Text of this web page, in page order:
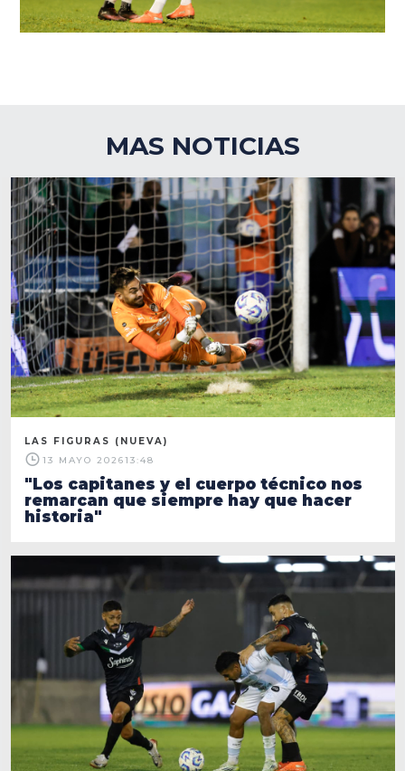
MAS NOTICIAS
LAS FIGURAS (NUEVA)
13 MAYO 202613:48
"Los capitanes y el cuerpo técnico nos
remarcan que siempre hay que hacer
historia"